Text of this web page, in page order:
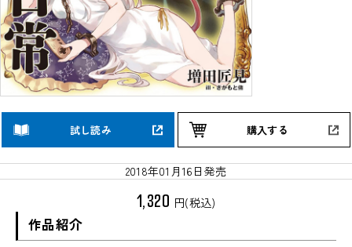
試し読み 購入する
2018年01月16日発売
1,320 円(税込)
作品紹介